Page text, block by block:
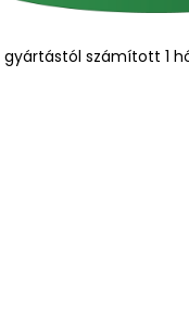
gyártástól számított 1